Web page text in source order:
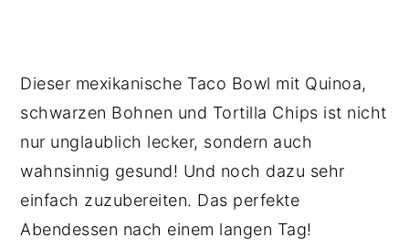
Dieser mexikanische Taco Bowl mit Quinoa,
schwarzen Bohnen und Tortilla Chips ist nicht
nur unglaublich lecker, sondern auch
wahnsinnig gesund! Und noch dazu sehr
einfach zuzubereiten. Das perfekte
Abendessen nach einem langen Tag!